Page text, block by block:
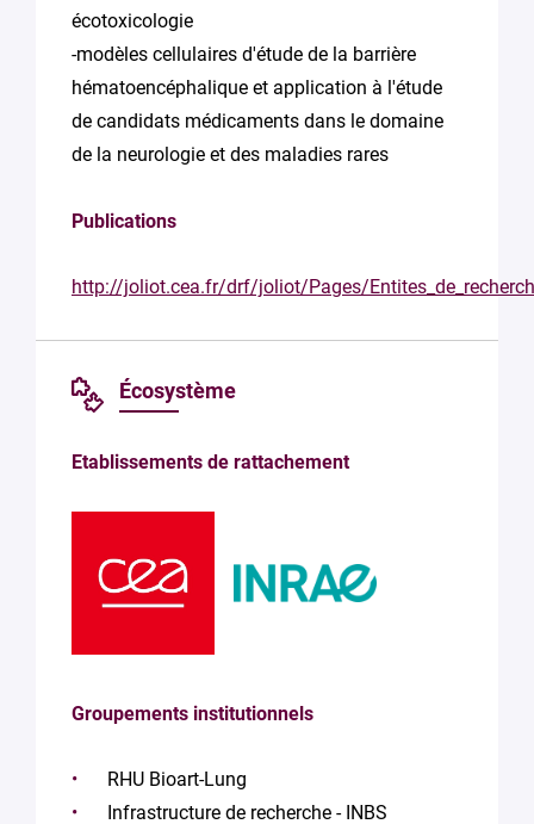
écotoxicologie
-modèles cellulaires d'étude de la barrière
hématoencéphalique et application à l'étude
de candidats médicaments dans le domaine
de la neurologie et des maladies rares
Publications
http://joliot.cea.fr/drf/joliot/Pages/
Écosystème
Etablissements de rattachement
Groupements institutionnels
RHU Bioart-Lung
Infrastructure de recherche - INBS